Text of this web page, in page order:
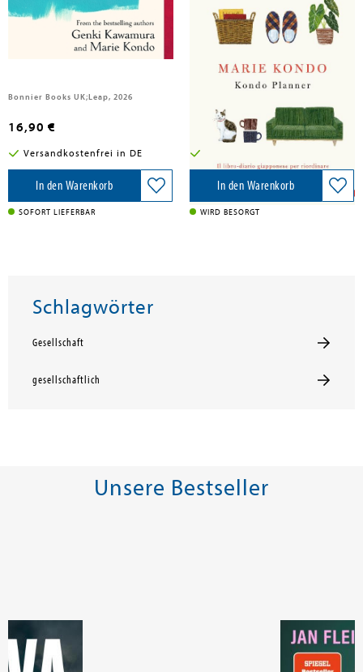
Whispering Rooms
Bonnier Books UK;Leap, 2026
16,90 €
Versandkostenfrei in DE
In den Warenkorb
SOFORT LIEFERBAR
Kondo, Marie
Kondo planner. Il libro-diario
giapponese per riordinare la casa
26,50 €
In den Warenkorb
WIRD BESORGT
Schlagwörter
Gesellschaft
gesellschaftlich
Unsere Bestseller